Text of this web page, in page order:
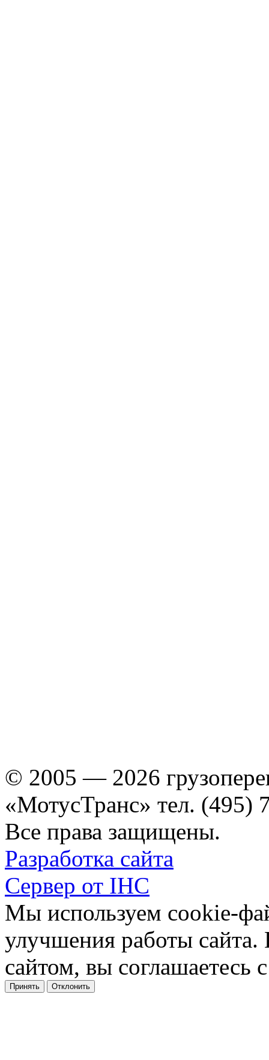
© 2005 — 2026
«МотусТранс» тел. (495)
Все права защищены.
Разработка сайта
Сервер от IHC
Мы используем cookie-
улучшения работы сайта.
сайтом, вы соглашаетесь
Принять Отклонить